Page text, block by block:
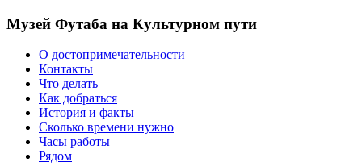
Музей Футаба на Культурном пути
О достопримечательности
Контакты
Что делать
Как добраться
История и факты
Сколько времени нужно
Часы работы
Рядом